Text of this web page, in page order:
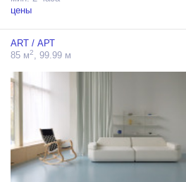
цены
ART / АРТ
85 м2, 99.99 м